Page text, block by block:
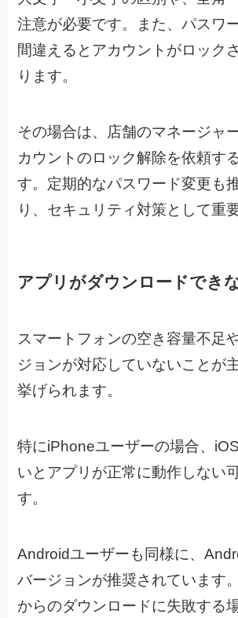
注意が必要です。また、パスワ
間違えるとアカウントがロック
ります。
その場合は、店舗のマネージャ
カウントのロック解除を依頼す
す。定期的なパスワード変更も
り、セキュリティ対策として重
アプリがダウンロードでき
スマートフォンの空き容量不足
ジョンが対応していないことが
挙げられます。
特にiPhoneユーザーの場合、
いとアプリが正常に動作しない
す。
Androidユーザーも同様に、
バージョンが推奨されています。
からのダウンロードに失敗する